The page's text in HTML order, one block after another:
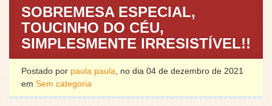
SOBREMESA ESPECIAL,
TOUCINHO DO CÉU,
SIMPLESMENTE IRRESISTÍVEL!!
Postado por paula paula, no dia 04 de dezembro de 2021
em Sem categoria